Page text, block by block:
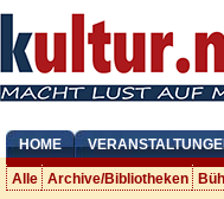
HOME
Alle Archive/Bibliotheken